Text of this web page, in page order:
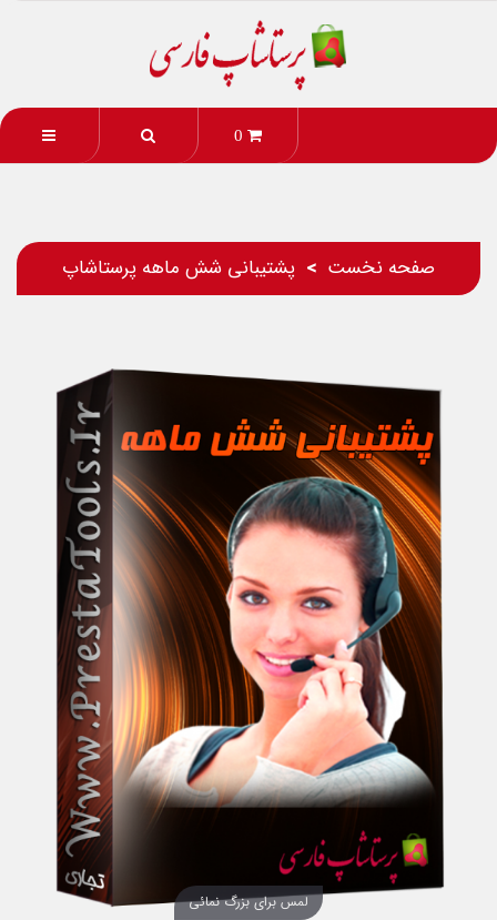
0
صفحه نخست پشتیبانی شش ماهه پرستاشاپ
لمس برای بزرگ نمائی